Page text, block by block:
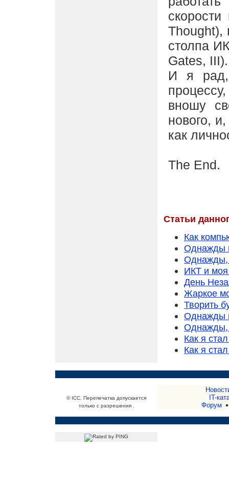
Thought),
столпа
Gates, III).
И я рад,
вношу
нового,
как
The End.
Статьи
Как
Однажды
Однажды,
ИКТ и моя
День
Жаркое
Творить
Однажды
Однажды,
Как я
Как я
© ICC. Перепечатка допускается
только с разрешения .
IT-
Форум